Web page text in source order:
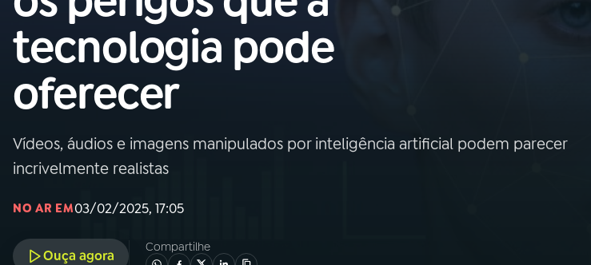
01INÍCIO
02A RÁDIO
03PROGRAMAÇÃO
05 PODCASTS
tecnologia pode
oferecer
Vídeos, áudios e imagens manipulados por inteligência artificial podem parecer
incrivelmente realistas
NO AR EM03/02/2025, 17:05
Ouça agora
Compartilhe